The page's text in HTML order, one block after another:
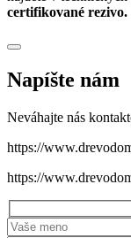
certifikované rezivo.
Napíšte nám
Neváhajte nás
https://
https://